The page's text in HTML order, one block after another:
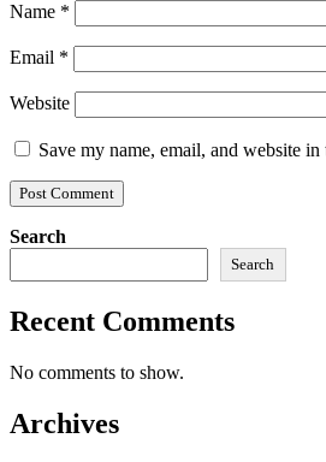
Name *
Email *
Website
Save my name, email, and website
Search
Search
Recent Comments
No comments to show.
Archives